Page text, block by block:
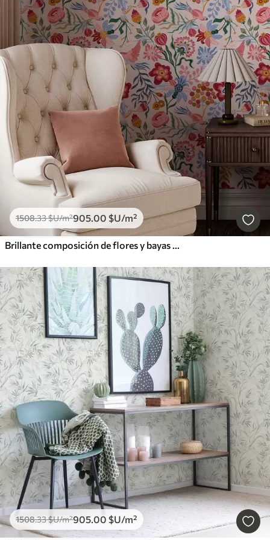
1508.33$U/m²905.00 $U/m²
Brillante composición de flores y bayas con loros
1508.33$U/m²905.00 $U/m²